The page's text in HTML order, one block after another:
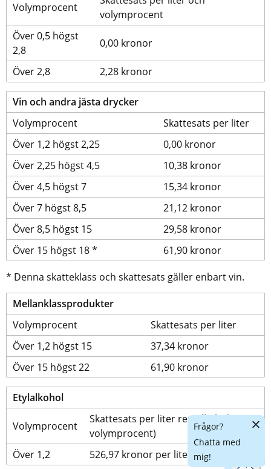
Volymprocent
volymprocent
Över 0,5 högst
2,8
0,00 kronor
Över 2,8 2,28 kronor
Vin och andra jästa drycker
Volymprocent
Skattesats per liter
Över 1,2 högst 2,25
0,00 kronor
Över 2,25 högst 4,5
10,38 kronor
Över 4,5 högst 7
15,34 kronor
Över 7 högst 8,5
21,12 kronor
Över 8,5 högst 15
29,58 kronor
Över 15 högst 18 *
61,90 kronor
* Denna skatteklass och skattesats gäller enbart vin.
Mellanklassprodukter
Volymprocent
Skattesats per liter
Över 1,2 högst 15
37,34 kronor
Över 15 högst 22
61,90 kronor
Etylalkohol
Volymprocent
Skattesats per liter ren alkohol (100
volymprocent)
Över 1,2
526,97 kronor per liter ren alkohol
Frågor?
Chatta med
mig!
Dölj